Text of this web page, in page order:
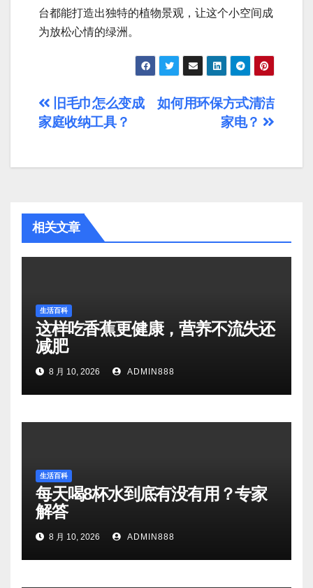
台都能打造出独特的植物景观，让这个小空间成
为放松心情的绿洲。
文
章
导
如何用环保方式清洁
家电？
旧毛巾怎么变成
家庭收纳工具？
相关文章
生活百科
这样吃香蕉更健康，营养不流失还
减肥
8 月 10, 2026 ADMIN888
生活百科
每天喝8杯水到底有没有用？专家
解答
8 月 10, 2026 ADMIN888